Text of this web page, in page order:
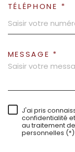
TÉLÉPHONE *
MESSAGE *
J'ai pris
confidentialité
au traitement
personnelles